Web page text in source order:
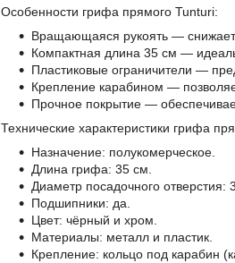
Особенности грифа прямого Tunturi:
Вращающаяся рукоять — снижает
Компактная длина 35 см —
Пластиковые ограничители —
Крепление карабином —
Прочное покрытие —
Технические характеристики грифа
Назначение: полукомерческое.
Длина грифа: 35 см.
Диаметр посадочного отверстия:
Подшипники: да.
Цвет: чёрный и хром.
Материалы: металл и пластик.
Крепление: кольцо под карабин